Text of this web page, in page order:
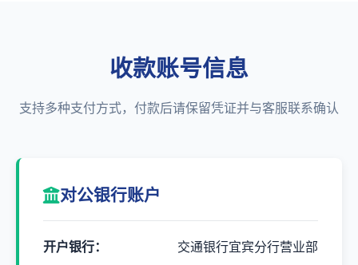
收款账号信息
支持多种支付方式，付款后请保留凭证并与客服联系确认
对公银行账户
开户银行：
交通银行宜宾分行营业部